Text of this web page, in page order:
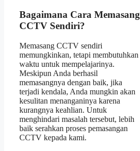
Bagaimana Cara Memasang
CCTV Sendiri?
Memasang CCTV sendiri
memungkinkan, tetapi membutuhkan
waktu untuk mempelajarinya.
Meskipun Anda berhasil
memasangnya dengan baik, jika
terjadi kendala, Anda mungkin akan
kesulitan menanganinya karena
kurangnya keahlian. Untuk
menghindari masalah tersebut, lebih
baik serahkan proses pemasangan
CCTV kepada kami.